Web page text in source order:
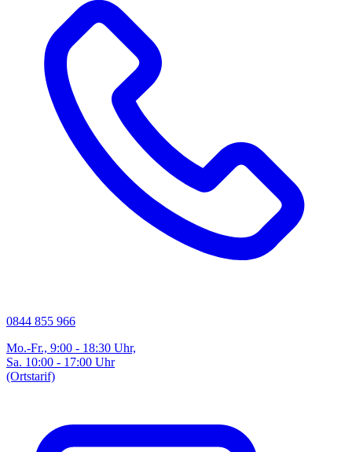
0844 855 966
Mo.-Fr., 9:00 - 18:30 Uhr,
Sa. 10:00 - 17:00 Uhr
(Ortstarif)